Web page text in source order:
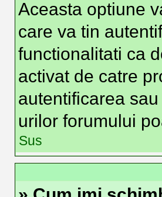
Aceasta optiune
care va tin
functionalitati ca
activat de catre
autentificarea
urilor forumului
Sus